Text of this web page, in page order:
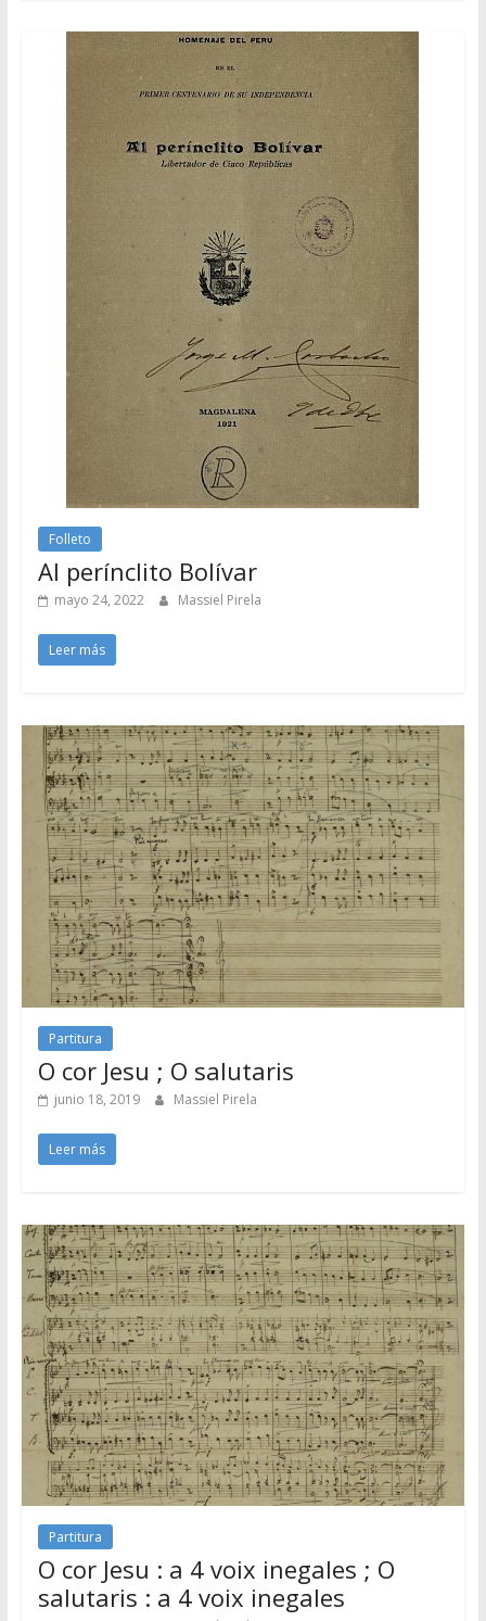
Folleto
Al perínclito Bolívar
mayo 24, 2022 Massiel Pirela
Leer más
Partitura
O cor Jesu ; O salutaris
junio 18, 2019 Massiel Pirela
Leer más
Partitura
O cor Jesu : a 4 voix inegales ; O
salutaris : a 4 voix inegales